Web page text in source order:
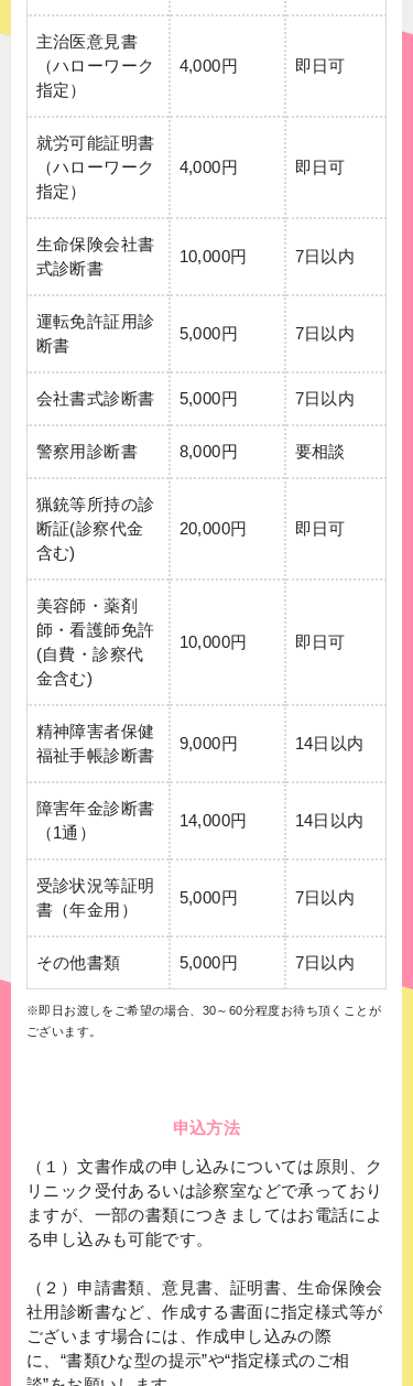
主治医意見書
（ハローワーク
指定）
4,000円 即日可
就労可能証明書
（ハローワーク
指定）
4,000円 即日可
生命保険会社書
式診断書
10,000円 7日以内
運転免許証用診
断書
5,000円 7日以内
会社書式診断書 5,000円 7日以内
警察用診断書 8,000円 要相談
猟銃等所持の診
断証(診察代金
含む)
20,000円 即日可
美容師・薬剤
師・看護師免許
(自費・診察代
金含む)
10,000円 即日可
精神障害者保健
福祉手帳診断書
9,000円 14日以内
障害年金診断書
（1通）
14,000円 14日以内
受診状況等証明
書（年金用）
5,000円 7日以内
その他書類 5,000円 7日以内
※即日お渡しをご希望の場合、30～60分程度お待ち頂くことが
ございます。
申込方法
（１）文書作成の申し込みについては原則、ク
リニック受付あるいは診察室などで承っており
ますが、一部の書類につきましてはお電話によ
る申し込みも可能です。
（２）申請書類、意見書、証明書、生命保険会
社用診断書など、作成する書面に指定様式等が
ございます場合には、作成申し込みの際
に、“書類ひな型の提示”や“指定様式のご相